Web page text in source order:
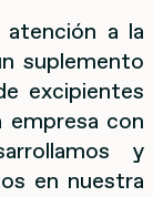
a la
suplemento
excipientes
empresa con
y
en nuestra